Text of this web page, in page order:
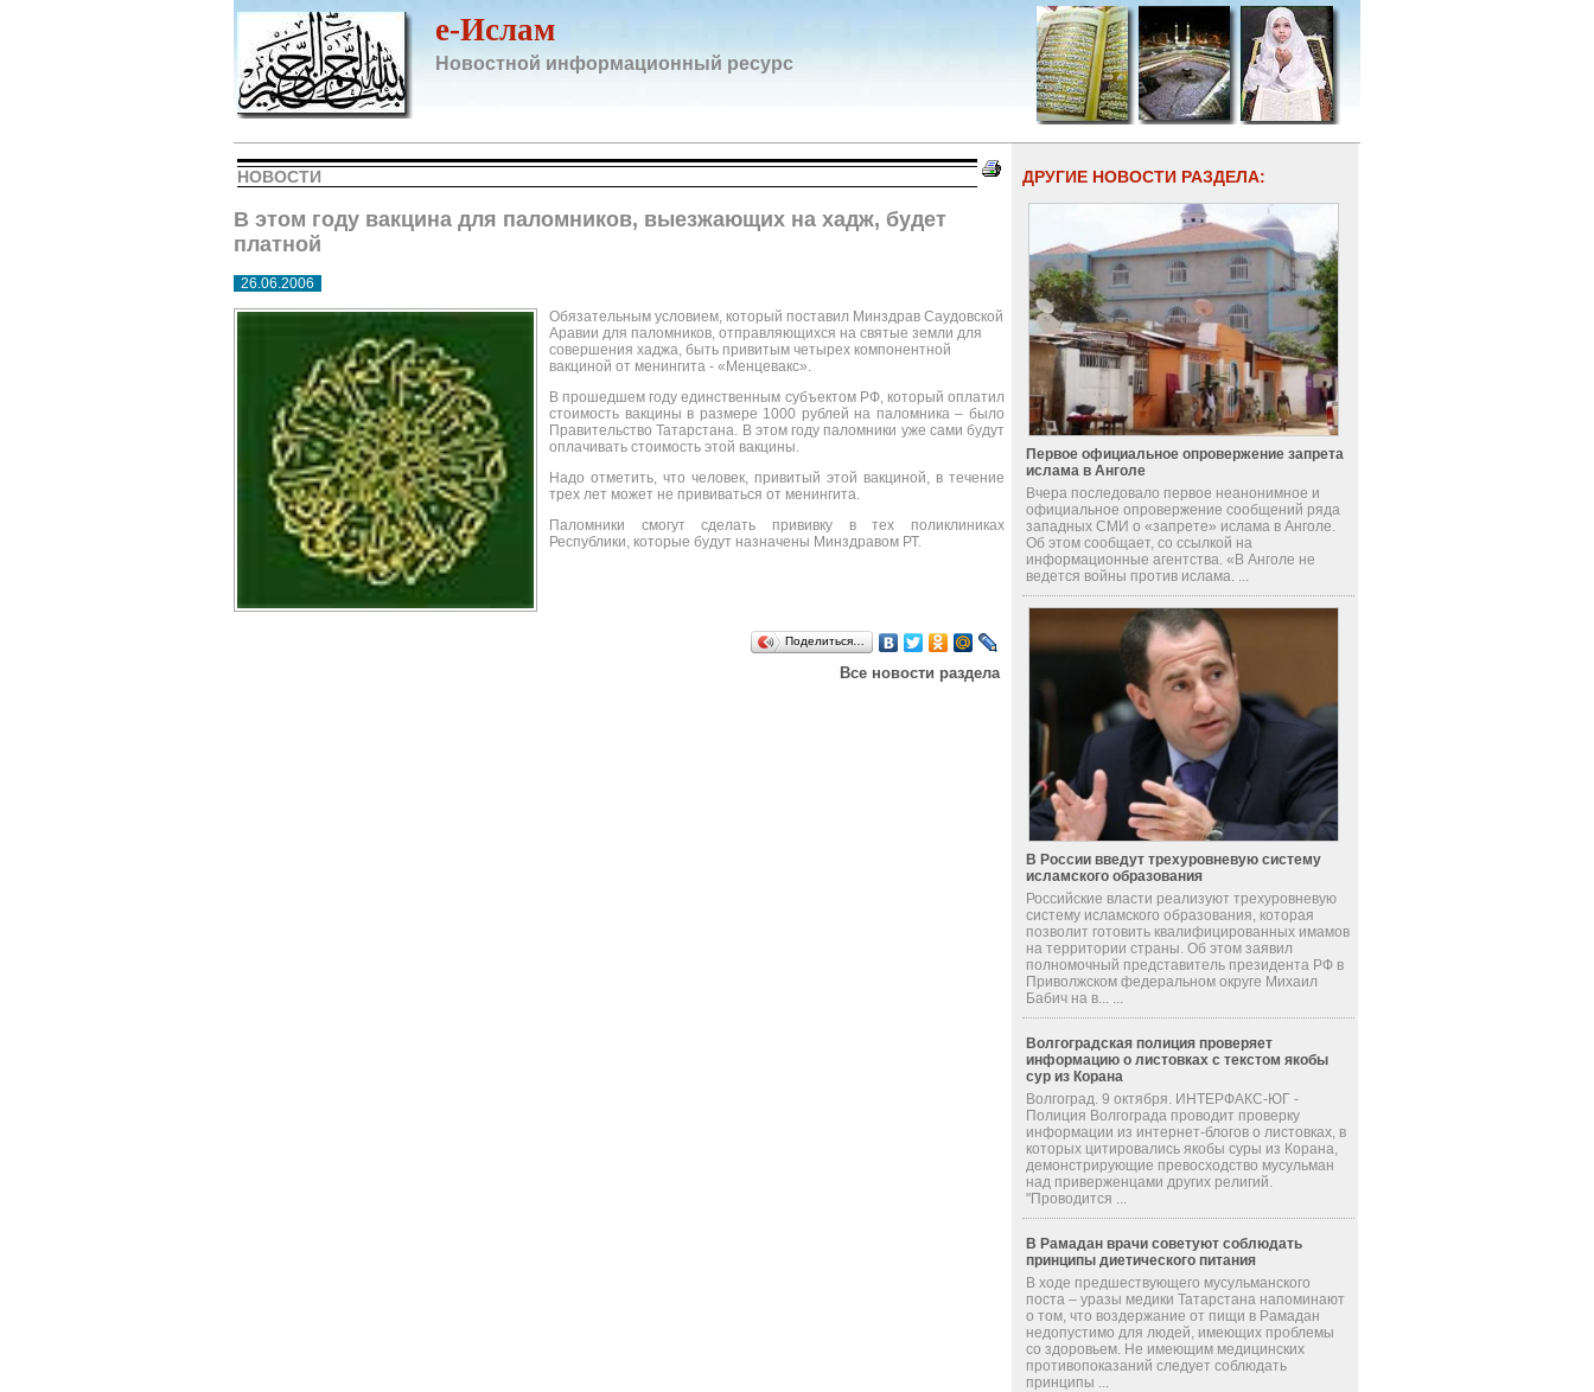
e-Ислам
Новостной информационный ресурс
НОВОСТИ
В этом году вакцина для паломников, выезжающих на хадж, будет
платной
26.06.2006
Обязательным условием, который поставил Минздрав Саудовской
Аравии для паломников, отправляющихся на святые земли для
совершения хаджа, быть привитым четырех компонентной
вакциной от менингита - «Менцевакс».
В прошедшем году единственным субъектом РФ, который оплатил
стоимость вакцины в размере 1000 рублей на паломника – было
Правительство Татарстана. В этом году паломники уже сами будут
оплачивать стоимость этой вакцины.
Надо отметить, что человек, привитый этой вакциной, в течение
трех лет может не прививаться от менингита.
Паломники смогут сделать прививку в тех поликлиниках
Республики, которые будут назначены Минздравом РТ.
Поделиться…
Все новости раздела
ДРУГИЕ НОВОСТИ РАЗДЕЛА:
Первое официальное опровержение запрета
ислама в Анголе
Вчера последовало первое неанонимное и
официальное опровержение сообщений ряда
западных СМИ о «запрете» ислама в Анголе.
Об этом сообщает, со ссылкой на
информационные агентства. «В Анголе не
ведется войны против ислама. ...
В России введут трехуровневую систему
исламского образования
Российские власти реализуют трехуровневую
систему исламского образования, которая
позволит готовить квалифицированных имамов
на территории страны. Об этом заявил
полномочный представитель президента РФ в
Приволжском федеральном округе Михаил
Бабич на в... ...
Волгоградская полиция проверяет
информацию о листовках с текстом якобы
сур из Корана
Волгоград. 9 октября. ИНТЕРФАКС-ЮГ -
Полиция Волгограда проводит проверку
информации из интернет-блогов о листовках, в
которых цитировались якобы суры из Корана,
демонстрирующие превосходство мусульман
над приверженцами других религий.
"Проводится ...
В Рамадан врачи советуют соблюдать
принципы диетического питания
В ходе предшествующего мусульманского
поста – уразы медики Татарстана напоминают
о том, что воздержание от пищи в Рамадан
недопустимо для людей, имеющих проблемы
со здоровьем. Не имеющим медицинских
противопоказаний следует соблюдать
принципы ...